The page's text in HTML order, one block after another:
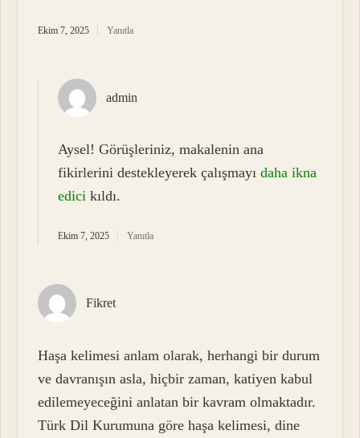
Ekim 7, 2025 Yanıtla
admin
Aysel! Görüşleriniz, makalenin ana
fikirlerini destekleyerek çalışmayıdaha ikna
edici kıldı.
Ekim 7, 2025 Yanıtla
Fikret
Haşa kelimesi anlam olarak, herhangi bir durum
ve davranışın asla, hiçbir zaman, katiyen kabul
edilemeyeceğini anlatan bir kavram olmaktadır.
Türk Dil Kurumuna göre haşa kelimesi, dine